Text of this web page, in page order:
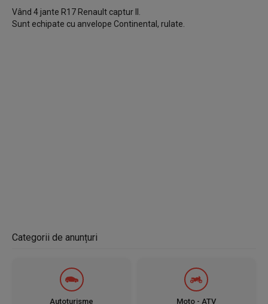
Vând 4 jante R17 Renault captur II.
Sunt echipate cu anvelope Continental, rulate.
Categorii de anunțuri
Autoturisme Moto - ATV